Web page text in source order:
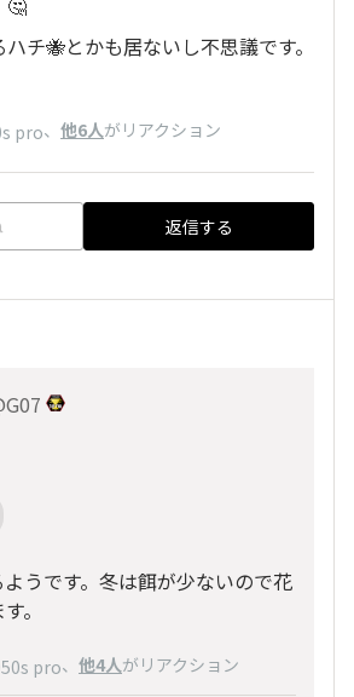
チ🐝とかも居ないし不思議です。
pro、 他6人がリアクション
返信する
うです。冬は餌が少ないので花
。
pro、 他4人がリアクション